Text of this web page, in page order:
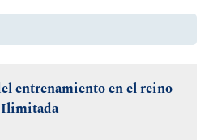
entrenamiento en el reino
Ilimitada